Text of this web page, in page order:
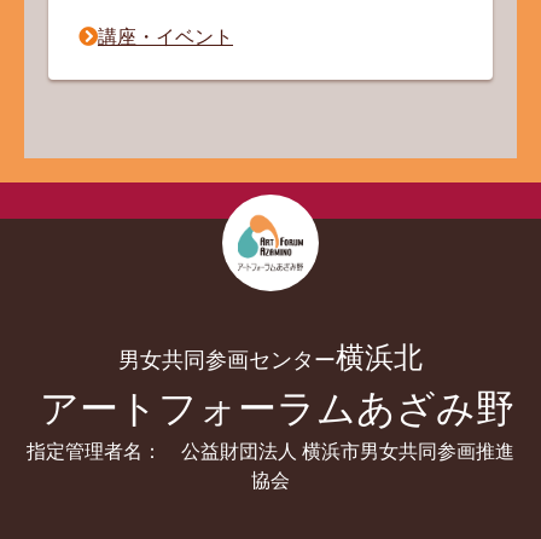
講座・イベント
男女共同参画センター横浜北
アートフォーラムあざみ野
指定管理者名： 公益財団法人 横浜市男女共同参画推進
協会